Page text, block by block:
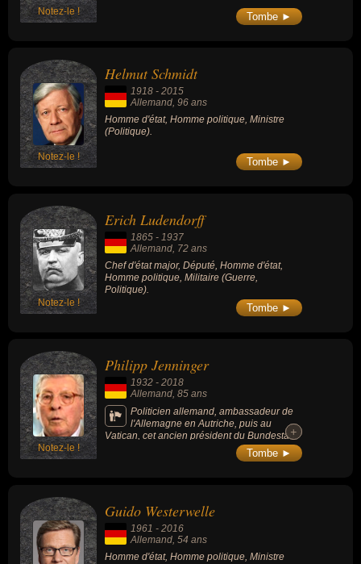
Notez-le ! Tombe ►
Notez-le !
Helmut Schmidt
1918 - 2015
Allemand, 96 ans
Homme d'état, Homme politique, Ministre
(Politique).
Tombe ►
Notez-le !
Erich Ludendorff
1865 - 1937
Allemand , 72 ans
Chef d'état major, Député, Homme d'état,
Homme politique, Militaire (Guerre,
Politique).
Tombe ►
Notez-le !
Philipp Jenninger
1932 - 2018
Allemand, 85 ans
Politicien allemand, ambassadeur de
l'Allemagne en Autriche, puis au
Vatican, cet ancien président du Bundestag
(la chambre des députés allemands) avait
été poussé à la démission en 1988 après un
+
+
Tombe ►
Guido Westerwelle
1961 - 2016
Allemand, 54 ans
Homme d'état, Homme politique, Ministre